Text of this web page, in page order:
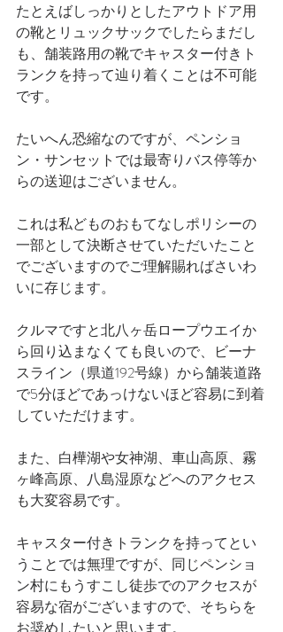
たとえばしっかりとしたアウトドア用
の靴とリュックサックでしたらまだし
も、舗装路用の靴でキャスター付きト
ランクを持って辿り着くことは不可能
です。
たいへん恐縮なのですが、ペンショ
ン・サンセットでは最寄りバス停等か
らの送迎はございません。
これは私どものおもてなしポリシーの
一部として決断させていただいたこと
でございますのでご理解賜ればさいわ
いに存じます。
クルマですと北八ヶ岳ロープウエイか
ら回り込まなくても良いので、ビーナ
スライン（県道192号線）から舗装道路
で5分ほどであっけないほど容易に到着
していただけます。
また、白樺湖や女神湖、車山高原、霧
ヶ峰高原、八島湿原などへのアクセス
も大変容易です。
キャスター付きトランクを持ってとい
うことでは無理ですが、同じペンショ
ン村にもうすこし徒歩でのアクセスが
容易な宿がございますので、そちらを